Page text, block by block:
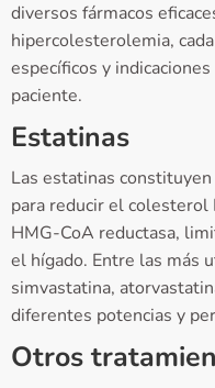
diversos fármacos
hipercolesterolemia,
específicos y
paciente.
Estatinas
Las estatinas
para reducir el
HMG-CoA reductasa,
el hígado. Entre las más
simvastatina,
diferentes potencias y
Otros